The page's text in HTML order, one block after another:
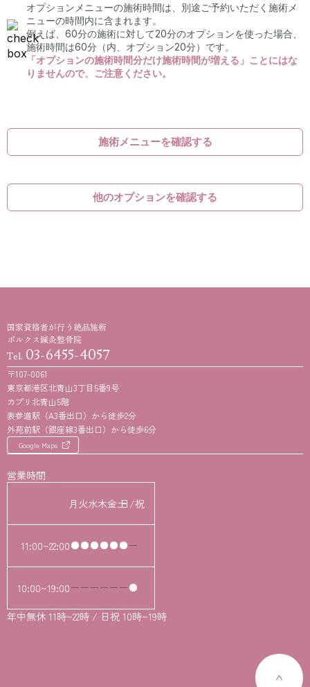
オプションメニューの施術時間は、別途ご予約いただく施術メ
ニューの時間内に含まれます。
例えば、60分の施術に対して20分のオプションを使った場合、
施術時間は60分（内、オプション20分）です。
「オプションの施術時間分だけ施術時間が増える」ことにはな
りませんので、ご注意ください。
施術メニューを確認する
他のオプションを確認する
国家資格者が行う絶品施術
ポルクス鍼灸整骨院
Tel. 03-6455-4057
〒107-0061
東京都港区北青山3丁目5番9号
カプリ北青山5階
表参道駅（A3番出口）から徒歩2分
外苑前駅（銀座線3番出口）から徒歩6分
Google Maps
営業時間
月 火水木金土
日/祝
11:00~22:00
10:00~19:00
年中無休 11時~22時 / 日祝 10時~19時